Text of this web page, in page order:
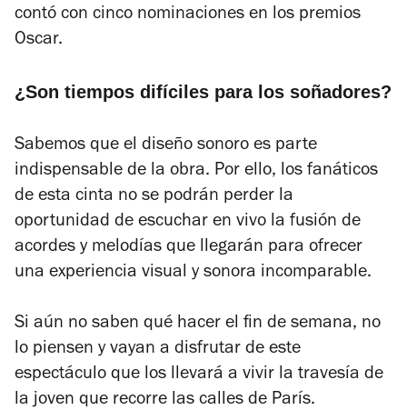
contó con cinco nominaciones en los premios
Oscar.
¿Son tiempos difíciles para los soñadores?
Sabemos que el diseño sonoro es parte
indispensable de la obra. Por ello, los fanáticos
de esta cinta no se podrán perder la
oportunidad de escuchar en vivo la fusión de
acordes y melodías que llegarán para ofrecer
una experiencia visual y sonora incomparable.
Si aún no saben qué hacer el fin de semana, no
lo piensen y vayan a disfrutar de este
espectáculo que los llevará a vivir la travesía de
la joven que recorre las calles de París.